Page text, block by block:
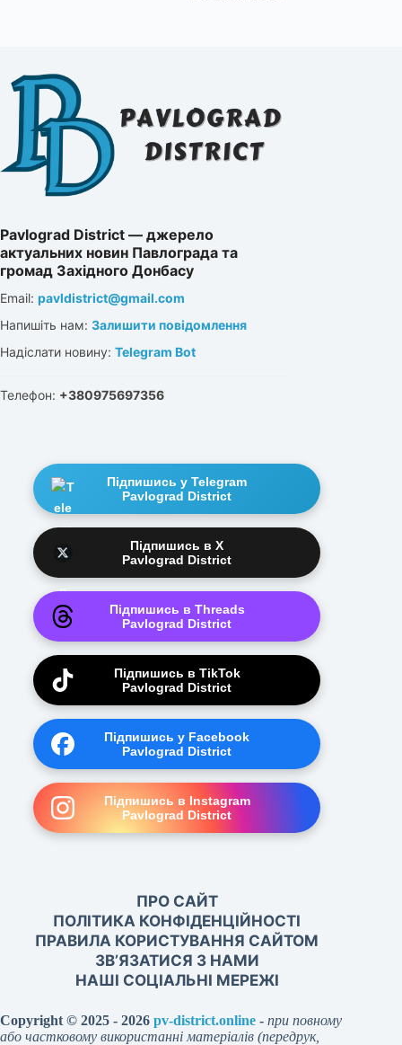
Pavlograd District — джерело
актуальних новин Павлограда та
громад Західного Донбасу
Email: pavldistrict@gmail.com
Напишіть нам: Залишити повідомлення
Надіслати новину: Telegram Bot
Телефон: +380975697356
Підпишись у Telegram
Pavlograd District
Підпишись в X
Pavlograd District
Підпишись в Threads
Pavlograd District
Підпишись в TikTok
Pavlograd District
Підпишись у Facebook
Pavlograd District
Підпишись в Instagram
Pavlograd District
ПРО САЙТ
ПОЛІТИКА КОНФІДЕНЦІЙНОСТІ
ПРАВИЛА КОРИСТУВАННЯ САЙТОМ
ЗВ’ЯЗАТИСЯ З НАМИ
НАШІ СОЦІАЛЬНІ МЕРЕЖІ
Copyright © 2025 - 2026 pv-district.online - при повному
або частковому використанні матеріалів (передрук,